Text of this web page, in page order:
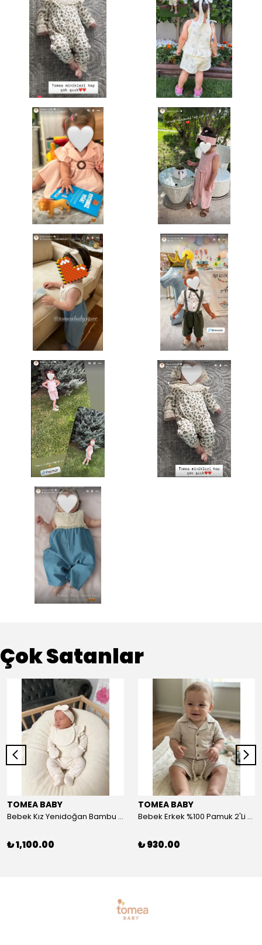
Çok Satanlar
TOMEA BABY
Bebek Kız Yenidoğan Bambu 5'li Set - Nefes Alan Kumaş
₺ 1,100.00
TOMEA BABY
Bebek Erkek %100 Pamuk 2'Li Şort-Tshirt Takım - Nefes Alan Kumaş
₺ 930.00